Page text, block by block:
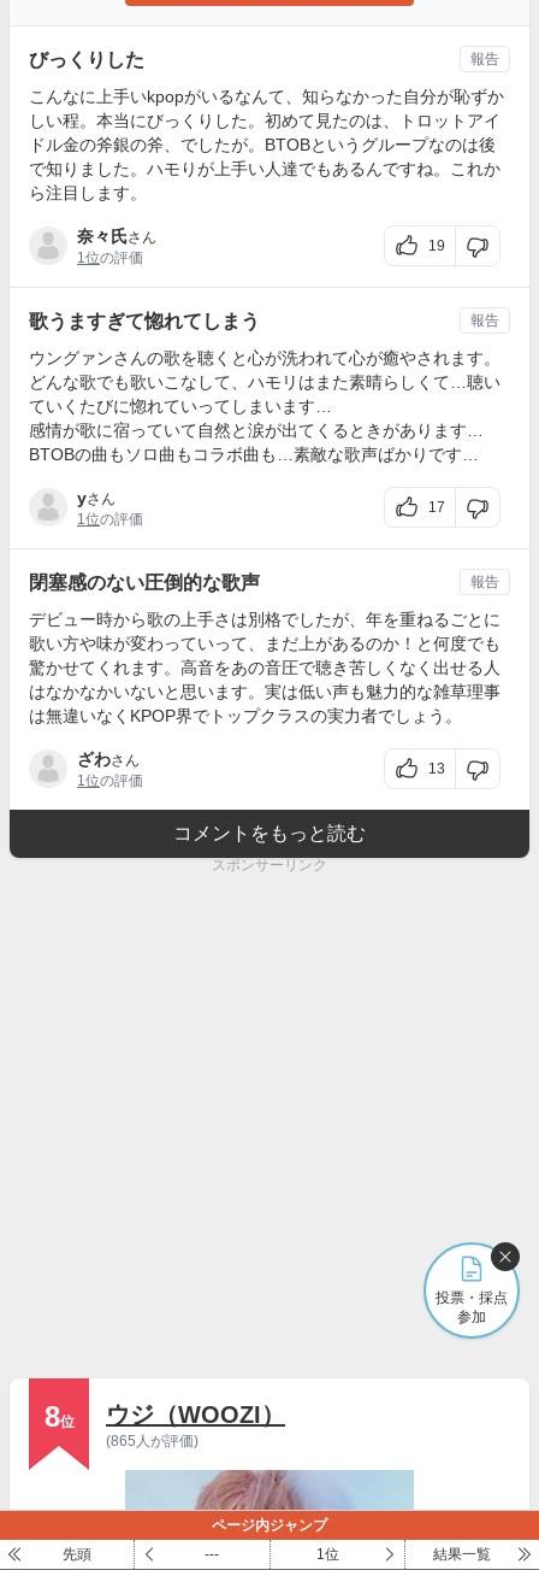
びっくりした
こんなに上手いkpopがいるなんて、知らなかった自分が恥ずか
しい程。本当にびっくりした。初めて見たのは、トロットアイ
ドル金の斧銀の斧、でしたが。BTOBというグループなのは後
で知りました。ハモりが上手い人達でもあるんですね。これか
ら注目します。
奈々氏さん
1位の評価
19
報告
歌うますぎて惚れてしまう
ウングァンさんの歌を聴くと心が洗われて心が癒やされます。
どんな歌でも歌いこなして、ハモリはまた素晴らしくて…聴い
ていくたびに惚れていってしまいます…
感情が歌に宿っていて自然と涙が出てくるときがあります…
BTOBの曲もソロ曲もコラボ曲も…素敵な歌声ばかりです…
yさん
1位の評価
17
報告
閉塞感のない圧倒的な歌声
デビュー時から歌の上手さは別格でしたが、年を重ねるごとに
歌い方や味が変わっていって、まだ上があるのか！と何度でも
驚かせてくれます。高音をあの音圧で聴き苦しくなく出せる人
はなかなかいないと思います。実は低い声も魅力的な雑草理事
は無違いなくKPOP界でトップクラスの実力者でしょう。
ざわさん
1位の評価
13
報告
コメントをもっと読む
スポンサーリンク
8位 ウジ（WOOZI）
(865人が評価)
投票・採点
参加
ページ内ジャンプ
先頭
--- 1位 結果一覧